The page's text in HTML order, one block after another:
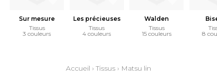
Sur mesure
Tissus
3 couleurs
Les précieuses
Tissus
4 couleurs
Walden
Tissus
15 couleurs
8
Accueil ›Tissus › Matsu lin